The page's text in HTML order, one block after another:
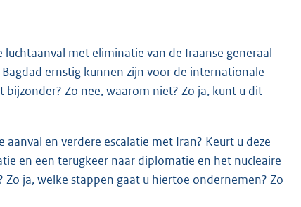
met eliminatie van de Iraanse generaal
ernstig kunnen zijn voor de internationale
Zo nee, waarom niet? Zo ja, kunt u dit
en verdere escalatie met Iran? Keurt u deze
en een terugkeer naar diplomatie en het nucleaire
ja, welke stappen gaat u hiertoe ondernemen? Zo